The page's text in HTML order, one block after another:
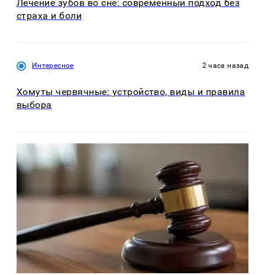
Лечение зубов во сне: современный подход без
страха и боли
Интересное 2 часа назад
Хомуты червячные: устройство, виды и правила
выбора